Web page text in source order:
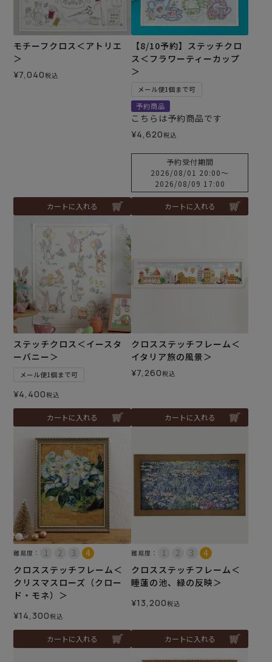
モチーフクロス＜アトリエ
＞
¥7,040税込
カートに入れる
【8/10予約】ステッチクロ
ス＜フラワーティーカップ
＞
メール便1個まで可
予約商品
こちらは予約商品です
¥4,620税込
予約受付期間
2026/08/01 20:00〜
2026/08/09 17:00
カートに入れる
ステッチクロス＜イースタ
ーバニー＞
メール便1個まで可
¥4,400税込
カートに入れる
クロスステッチフレーム＜
イタリア旅の風景＞
¥7,260税込
カートに入れる
難易度：
クロスステッチフレーム＜
クリスマスローズ（クロー
ド・モネ）＞
¥14,300税込
カートに入れる
難易度：
クロスステッチフレーム＜
睡蓮の池、緑の反映＞
¥13,200税込
カートに入れる